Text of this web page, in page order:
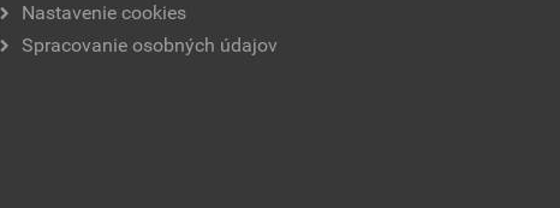
Nastavenie cookies
Spracovanie osobných údajov